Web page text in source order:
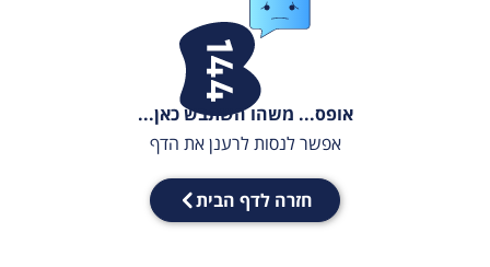
אופס... משהו השתבש כאן...
אפשר לנסות לרענן את הדף
חזרה לדף הבית